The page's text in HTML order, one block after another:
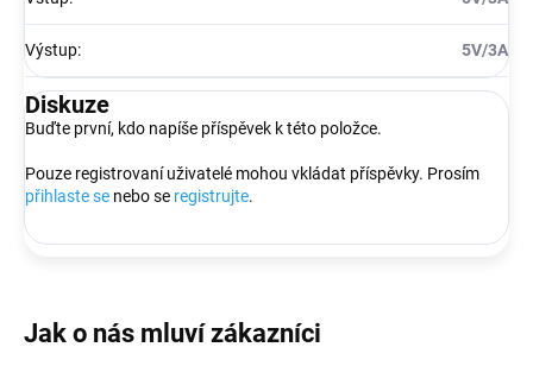
Výstup: 5V/3A
Diskuze
Buďte první, kdo napíše příspěvek k této položce.
Pouze registrovaní uživatelé mohou vkládat příspěvky. Prosím
přihlaste se nebo se registrujte.